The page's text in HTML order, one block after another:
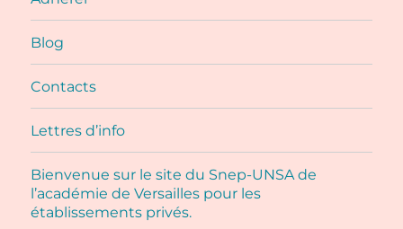
Blog
Contacts
Lettres d’info
Bienvenue sur le site du Snep-UNSA de
l’académie de Versailles pour les
établissements privés.